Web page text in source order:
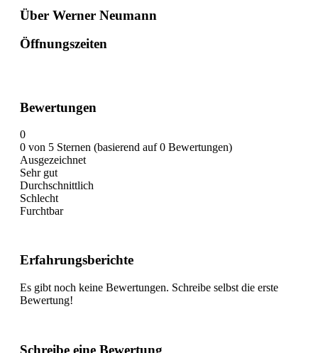
Über Werner Neumann
Öffnungszeiten
Bewertungen
0
0 von 5 Sternen (basierend auf 0 Bewertungen)
Ausgezeichnet
Sehr gut
Durchschnittlich
Schlecht
Furchtbar
Erfahrungsberichte
Es gibt noch keine Bewertungen. Schreibe selbst die erste
Bewertung!
Schreibe eine Bewertung